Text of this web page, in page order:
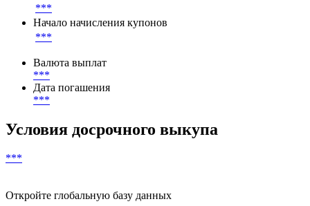
Базовая ставка
***
Ставка купона
Начало начисления купонов
***
Дата погашения